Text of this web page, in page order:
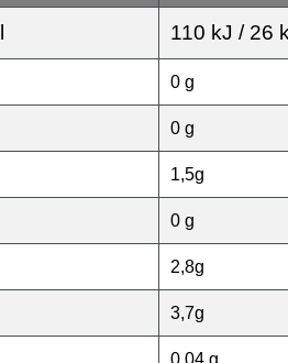
110 kJ / 26
0 g
0 g
1,5g
0 g
2,8g
3,7g
0,04 g